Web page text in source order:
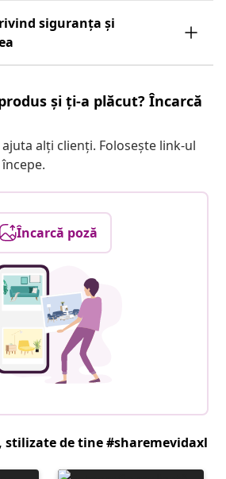
siguranța și
și ți-a plăcut? Încarcă
alți clienți. Folosește link-ul
Încarcă poză
stilizate de tine #sharemevidaxl